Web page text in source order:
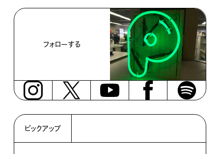
フォローする
ピックアップ